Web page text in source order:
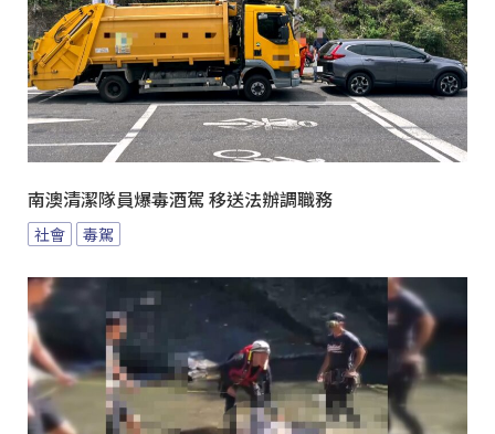
南澳清潔隊員爆毒酒駕 移送法辦調職務
社會 毒駕